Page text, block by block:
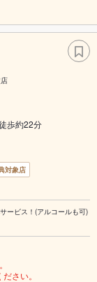
歩約22分
対象店
ービス！(アルコールも可)
さい。